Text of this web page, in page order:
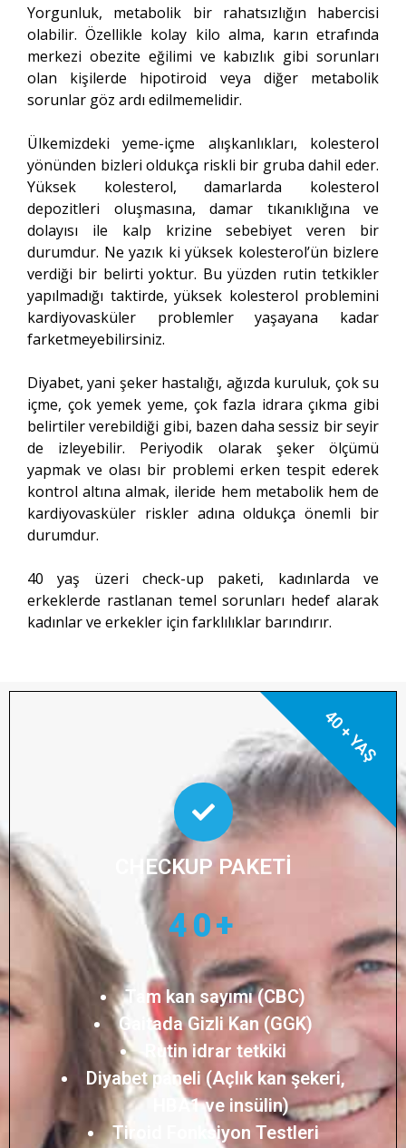
Yorgunluk, metabolik bir rahatsızlığın habercisi
olabilir. Özellikle kolay kilo alma, karın etrafında
merkezi obezite eğilimi ve kabızlık gibi sorunları
olan kişilerde hipotiroid veya diğer metabolik
sorunlar göz ardı edilmemelidir.
Ülkemizdeki yeme-içme alışkanlıkları, kolesterol
yönünden bizleri oldukça riskli bir gruba dahil eder.
Yüksek kolesterol, damarlarda kolesterol
depozitleri oluşmasına, damar tıkanıklığına ve
dolayısı ile kalp krizine sebebiyet veren bir
durumdur. Ne yazık ki yüksek kolesterol’ün bizlere
verdiği bir belirti yoktur. Bu yüzden rutin tetkikler
yapılmadığı taktirde, yüksek kolesterol problemini
kardiyovasküler problemler yaşayana kadar
farketmeyebilirsiniz.
Diyabet, yani şeker hastalığı, ağızda kuruluk, çok su
içme, çok yemek yeme, çok fazla idrara çıkma gibi
belirtiler verebildiği gibi, bazen daha sessiz bir seyir
de izleyebilir. Periyodik olarak şeker ölçümü
yapmak ve olası bir problemi erken tespit ederek
kontrol altına almak, ileride hem metabolik hem de
kardiyovasküler riskler adına oldukça önemli bir
durumdur.
40 yaş üzeri check-up paketi, kadınlarda ve
erkeklerde rastlanan temel sorunları hedef alarak
kadınlar ve erkekler için farklılıklar barındırır.
40 + YAŞ
CHECKUP PAKETİ
40+
Tam kan sayımı (CBC)
Gaitada Gizli Kan (GGK)
Rutin idrar tetkiki
Diyabet paneli (Açlık kan şekeri,
HBA1 ve insülin)
Tiroid Fonksiyon Testleri